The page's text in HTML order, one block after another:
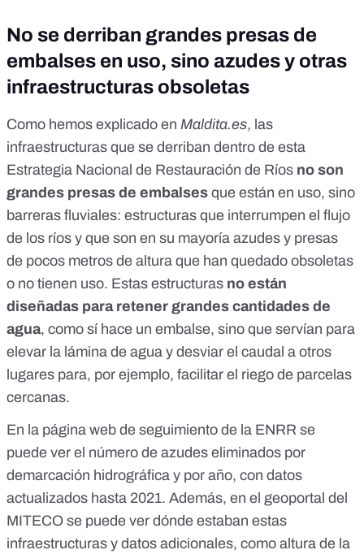
No se derriban grandes presas de
embalses en uso, sino azudes y otras
infraestructuras obsoletas
Como hemos explicado en Maldita.es, las
infraestructuras que se derriban dentro de esta
Estrategia Nacional de Restauración de Ríos no son
grandes presas de embalses que están en uso, sino
barreras fluviales: estructuras que interrumpen el flujo
de los ríos y que son en su mayoría azudes y presas
de pocos metros de altura que han quedado obsoletas
o no tienen uso. Estas estructuras no están
diseñadas para retener grandes cantidades de
agua, como sí hace un embalse, sino que servían para
elevar la lámina de agua y desviar el caudal a otros
lugares para, por ejemplo, facilitar el riego de parcelas
cercanas.
En la página web de seguimiento de la ENRR se
puede ver el número de azudes eliminados por
demarcación hidrográfica y por año, con datos
actualizados hasta 2021. Además, en el geoportal del
MITECO se puede ver dónde estaban estas
infraestructuras y datos adicionales, como altura de la